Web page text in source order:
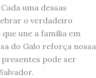
uma dessas
o verdadeiro
une a família em
do Galo reforça nossa
pode ser